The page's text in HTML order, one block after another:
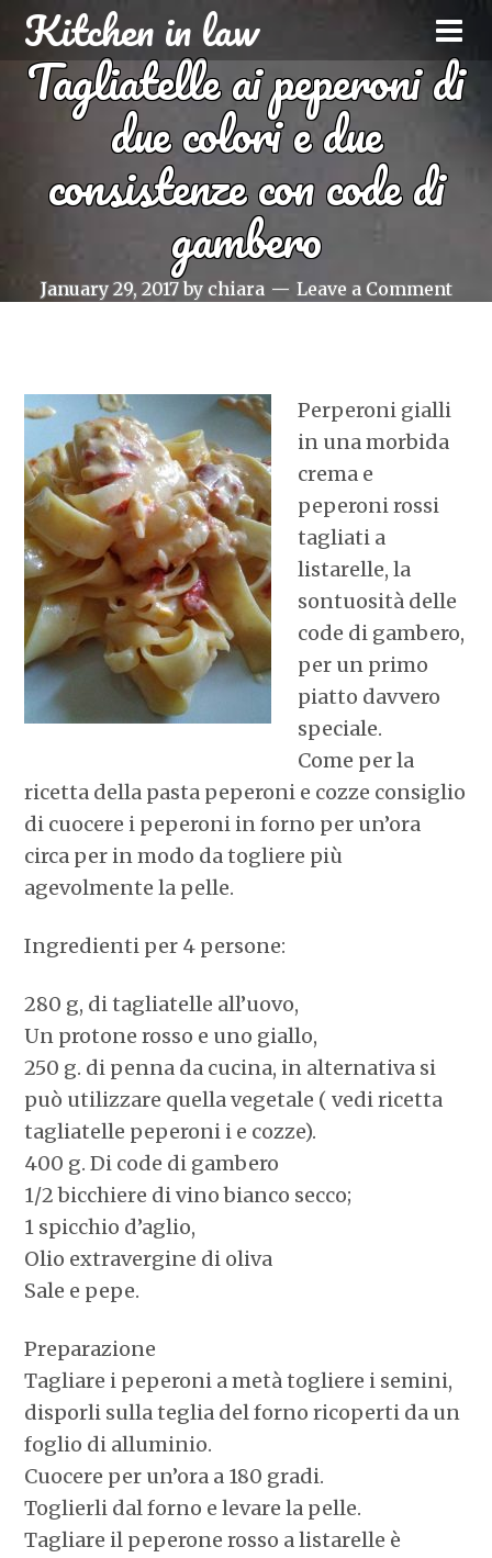
Kitchen in law
Tagliatelle ai peperoni di
due colori e due
consistenze con code di
gambero
January 29, 2017 by chiara Leave a Comment
Perperoni gialli
in una morbida
crema e
peperoni rossi
tagliati a
listarelle, la
sontuosità delle
code di gambero,
per un primo
piatto davvero
speciale.
Come per la
ricetta della pasta peperoni e cozze consiglio
di cuocere i peperoni in forno per un’ora
circa per in modo da togliere più
agevolmente la pelle.
Ingredienti per 4 persone:
280 g, di tagliatelle all’uovo,
Un protone rosso e uno giallo,
250 g. di penna da cucina, in alternativa si
può utilizzare quella vegetale ( vedi ricetta
tagliatelle peperoni i e cozze).
400 g. Di code di gambero
1/2 bicchiere di vino bianco secco;
1 spicchio d’aglio,
Olio extravergine di oliva
Sale e pepe.
Preparazione
Tagliare i peperoni a metà togliere i semini,
disporli sulla teglia del forno ricoperti da un
foglio di alluminio.
Cuocere per un’ora a 180 gradi.
Toglierli dal forno e levare la pelle.
Tagliare il peperone rosso a listarelle è